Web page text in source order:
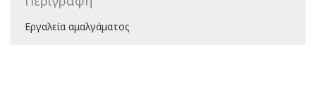
Εργαλεία αμαλγάματος